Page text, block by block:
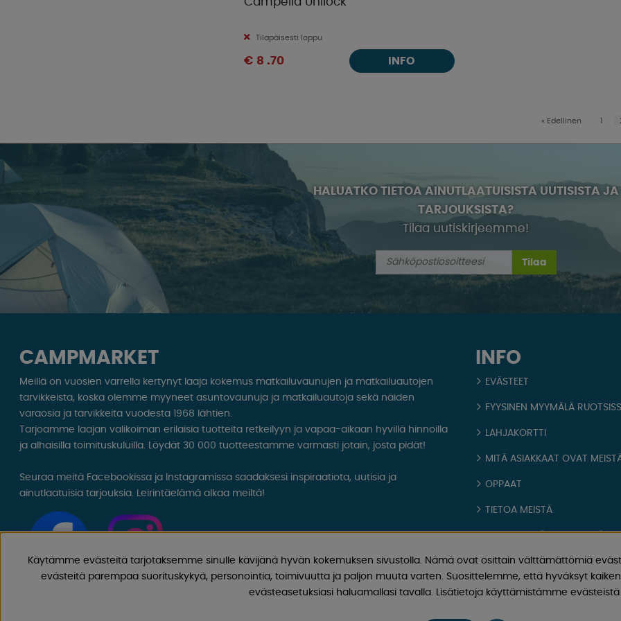
Tilapäisesti loppu
€ 8 .70 INFO
« Edellinen 1
HALUATKO TIETOA AINUTLAATUISISTA UUTISISTA JA
TARJOUKSISTA?
Tilaa uutiskirjeemme!
Tilaa
INFO
EVÄSTEET
FYYSINEN MYYMÄLÄ
LAHJAKORTTI
MITÄ ASIAKKAAT OVAT
OPPAAT
TIETOA MEISTÄ
FAQ - YLEISIÄ KYSYMYKSIÄ
OSTOEHDOT
Kirjaudu sisään
CAMPMARKET
Meillä on vuosien varrella kertynyt laaja kokemus matkailuvaunujen ja matkailuautojen
tarvikkeista, koska olemme myyneet asuntovaunuja ja matkailuautoja sekä näiden
varaosia ja tarvikkeita vuodesta 1968 lähtien.
Tarjoamme laajan valikoiman erilaisia ​​tuotteita retkeilyyn ja vapaa-aikaan hyvillä hinnoilla
ja alhaisilla toimituskuluilla. Löydät 30 000 tuotteestamme varmasti jotain, josta pidät!
Seuraa meitä Facebookissa ja Instagramissa saadaksesi inspiraatiota, uutisia ja
ainutlaatuisia tarjouksia. Leirintäelämä alkaa meiltä!
Käytämme evästeitä tarjotaksemme sinulle kävijänä hyvän kokemuksen sivustolla. Nämä ovat osittain välttämättömiä
evästeitä parempaa suorituskykyä, personointia, toimivuutta ja paljon muuta varten. Suosittelemme, että hyväksyt
evästeasetuksiasi haluamallasi tavalla. Lisätietoja käyttämistämme